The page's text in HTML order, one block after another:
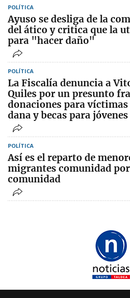
POLÍTICA
Ayuso se desliga de la
del ático y critica que la
para "hacer daño"
POLÍTICA
La Fiscalía denuncia a
Quiles por un presunto
donaciones para víctimas
dana y becas para jóvenes
POLÍTICA
Así es el reparto de
migrantes comunidad por
comunidad